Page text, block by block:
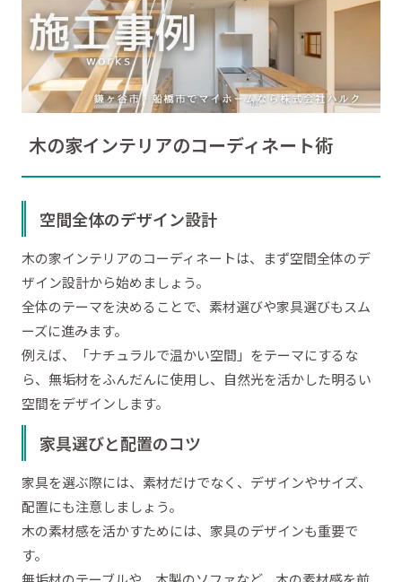
木の家インテリアのコーディネート術
空間全体のデザイン設計
木の家インテリアのコーディネートは、まず空間全体のデ
ザイン設計から始めましょう。
全体のテーマを決めることで、素材選びや家具選びもスム
ーズに進みます。
例えば、「ナチュラルで温かい空間」をテーマにするな
ら、無垢材をふんだんに使用し、自然光を活かした明るい
空間をデザインします。
家具選びと配置のコツ
家具を選ぶ際には、素材だけでなく、デザインやサイズ、
配置にも注意しましょう。
木の素材感を活かすためには、家具のデザインも重要で
す。